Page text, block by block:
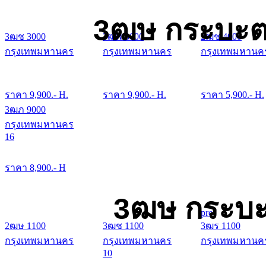
3ฒษ กระบะ
3ฒช 3000
กรุงเทพมหานคร
ราคา 9,900.- H.
3ฒพ 3000
กรุงเทพมหานคร
ราคา 9,900.- H.
2ฒช 4000
กรุงเทพมหานค
ราคา 5,900.- H.
3ฒภ 9000
กรุงเทพมหานคร
16
ราคา 8,900.- H
3ฒษ กระบ
2ฒษ 1100
กรุงเทพมหานคร
3ฒช 1100
กรุงเทพมหานคร
10
pro
3ฒร 1100
กรุงเทพมหานค